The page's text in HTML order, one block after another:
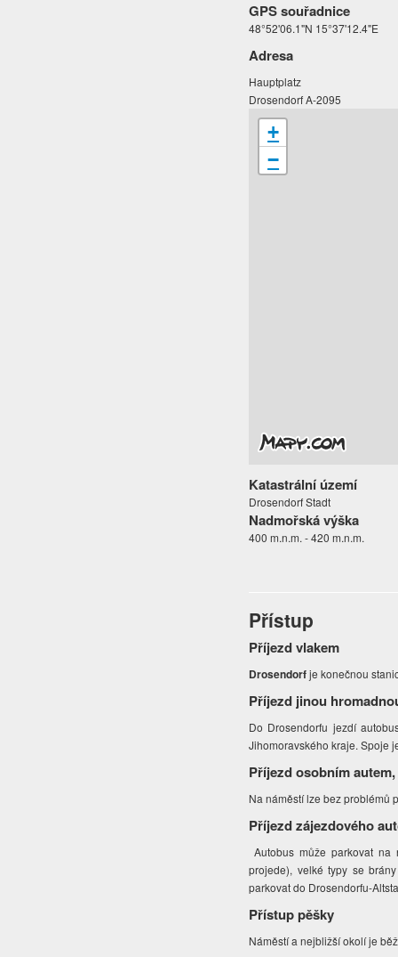
GPS souřadnice
48°52'06.1"N 15°37'12.4"E
Adresa
Hauptplatz
Drosendorf A-2095
+
−
Katastrální území
Drosendorf Stadt
Nadmořská výška
400 m.n.m. - 420 m.n.m.
Přístup
Příjezd vlakem
Drosendorfje konečnou
Příjezd jinou
Do Drosendorfu jezdí
Jihomoravského kraje. Spoje
Příjezd osobním
Na náměstí lze bez problémů
Příjezd zájezdového
Autobus může parkovat
projede), velké typy se
parkovat do Drosendorfu-
Přístup pěšky
Náměstí a nejbližší okolí je